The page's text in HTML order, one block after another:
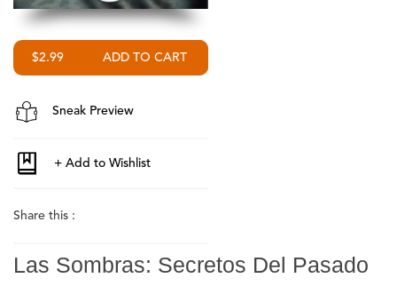
$2.99
Sneak Preview
Share this :
Las Sombras: Secretos Del Pasado